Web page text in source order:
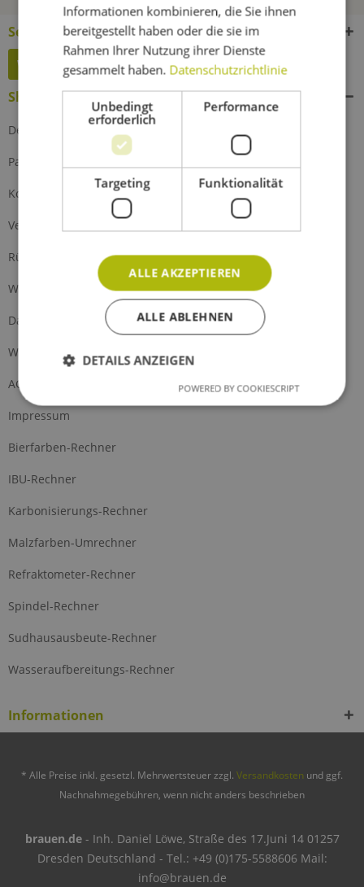
Service Hotline
Widerruf erklären
Shop Service
Defektes Produkt
Partnerprogramm
Kontakt
Versand und Zahlung
Rückgabe
Widerrufsrecht
Datenschutz
Widerrufsformular
AGB
Impressum
Bierfarben-Rechner
IBU-Rechner
Karbonisierungs-Rechner
Malzfarben-Umrechner
Refraktometer-Rechner
Spindel-Rechner
Sudhausausbeute-Rechner
Wasseraufbereitungs-Rechner
Informationen
* Alle Preise inkl. gesetzl. Mehrwertsteuer zzgl. Versandkosten und ggf.
Nachnahmegebühren, wenn nicht anders beschrieben
brauen.de- Inh. Daniel Löwe, Straße des 17.Juni 14 01257
Dresden Deutschland - Tel.: +49 (0)175-5588606 Mail:
info@brauen.de
Informationen kombinieren, die Sie ihnen
bereitgestellt haben oder die sie im
Rahmen Ihrer Nutzung ihrer Dienste
gesammelt haben. Datenschutzrichtlinie
Unbedingt
erforderlich
Performance
Targeting Funktionalität
ALLE AKZEPTIEREN
ALLE ABLEHNEN
DETAILS ANZEIGEN
POWERED BY COOKIESCRIPT